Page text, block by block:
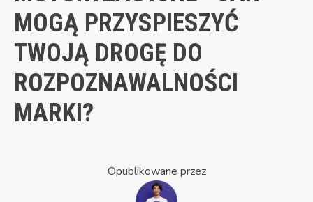
MOGĄ PRZYSPIESZYĆ
TWOJĄ DROGĘ DO
ROZPOZNAWALNOŚCI
MARKI?
Opublikowane przez